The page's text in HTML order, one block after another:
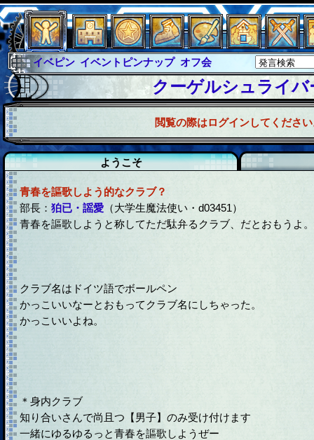
イベピン イベントピンナップ オフ会
グラシャ
グラシャ・ラボラス
グローバルジャスティス サイキックハーツ
サイキックハーツ大戦
シュラウド ソロモン
ファイナル アブソーバー
クーゲルシュライバ
閲覧の際はログインしてくださ
ようこそ
青春を謳歌しよう的なクラブ？
部長：狛已・謡愛 （大学生魔法使い・d03451）
青春を謳歌しようと称してただ駄弁るクラブ、だとおもうよ。
クラブ名はドイツ語でボールペン
かっこいいなーとおもってクラブ名にしちゃった。
かっこいいよね。
＊身内クラブ
知り合いさんで尚且つ【男子】のみ受け付けます
一緒にゆるゆるっと青春を謳歌しようぜー